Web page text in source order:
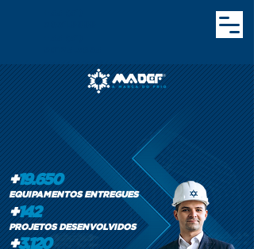
comercial@madef.co
m.br
+19.650
EQUIPAMENTOS ENTREGUES
PROJETOS DESENVOLVIDOS
+142
+3.120